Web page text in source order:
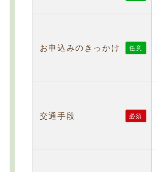
お申込みのきっかけ 任意
交通手段 必須